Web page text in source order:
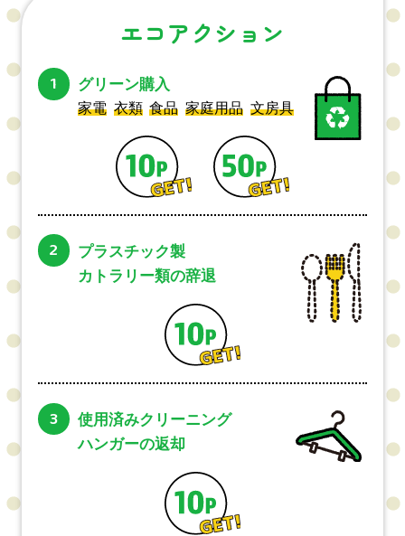
エコアクション
1 グリーン購入
家電 衣類 食品 家庭用品 文房具
2
プラスチック製
カトラリー類の辞退
3
使用済みクリーニング
ハンガーの返却